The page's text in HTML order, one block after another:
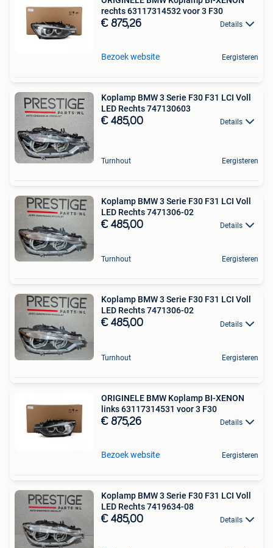
rechts 63117314532 voor 3 F30
€ 875,26 Details
Bezoek website Eergisteren
Koplamp BMW 3 Serie F30 F31 LCI Voll
LED Rechts 747130603
€ 485,00 Details
Turnhout Eergisteren
Koplamp BMW 3 Serie F30 F31 LCI Voll
LED Rechts 7471306-02
€ 485,00 Details
Turnhout Eergisteren
Koplamp BMW 3 Serie F30 F31 LCI Voll
LED Rechts 7471306-02
€ 485,00 Details
Turnhout Eergisteren
ORIGINELE BMW Koplamp BI-XENON
links 63117314531 voor 3 F30
€ 875,26 Details
Bezoek website Eergisteren
Koplamp BMW 3 Serie F30 F31 LCI Voll
LED Rechts 7419634-08
€ 485,00 Details